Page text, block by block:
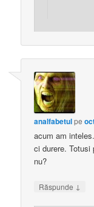
analfabetulpe
acum am
ci durere. Totusi
nu?
Răspunde ↓